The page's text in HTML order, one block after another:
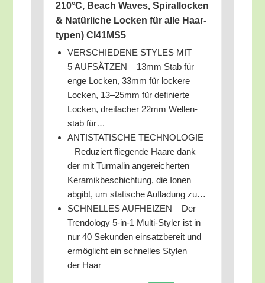
210°C, Beach Waves, Spi­ral­lo­cken
& Natür­li­che Locken für alle Haar­
ty­pen) CI41MS5
VERSCHIEDENE STYLES MIT
5 AUFSÄTZEN – 13mm Stab für
enge Locken, 33mm für locke­re
Locken, 13–25mm für defi­nier­te
Locken, drei­fa­cher 22mm Wel­len­
stab für…
ANTISTATISCHE TECHNOLOGIE
– Redu­ziert flie­gen­de Haa­re dank
der mit Turm­a­lin ange­rei­cher­ten
Kera­mik­be­schich­tung, die Ionen
abgibt, um sta­ti­sche Auf­la­dung zu…
SCHNELLES AUFHEIZEN – Der
Tren­do­lo­gy 5‑in‑1 Mul­ti-Sty­ler ist in
nur 40 Sekun­den ein­satz­be­reit und
ermög­licht ein schnel­les Sty­len
der Haar